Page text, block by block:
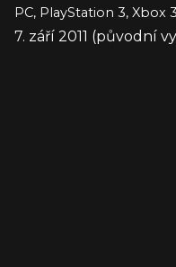
PC, PlayStation 3, Xbox
7. září 2011 (původní